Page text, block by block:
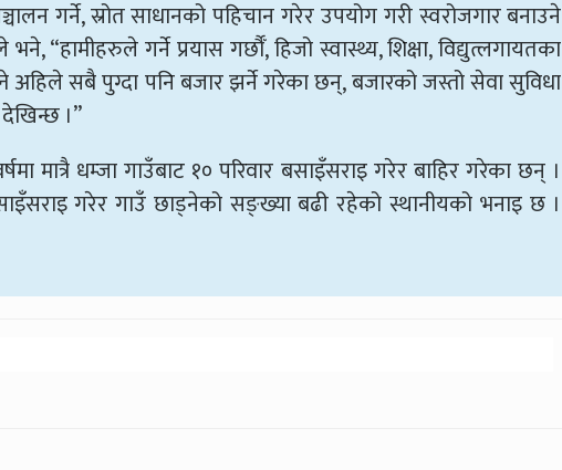
गर्ने, स्रोत साधानको पहिचान गरेर उपयोग गरी स्वरोजगार बनाउने
“हामीहरुले गर्ने प्रयास गर्छौँ, हिजो स्वास्थ्य, शिक्षा, विद्युत्लगायतका
अहिले सबै पुग्दा पनि बजार झर्ने गरेका छन्, बजारको जस्तो सेवा सुविधा
।”
मात्रै धम्जा गाउँबाट १० परिवार बसाइँसराइ गरेर बाहिर गरेका छन् ।
गरेर गाउँ छाड्नेको सङ्ख्या बढी रहेको स्थानीयको भनाइ छ ।